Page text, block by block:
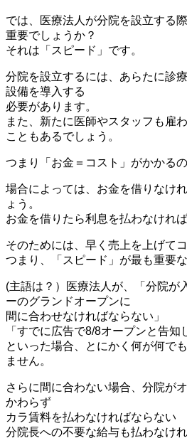
では、医療法人が分院を設立する
重要でしょうか？
それは「スピード」です。
分院を設立するには、あらたに診
設備を導入する
必要があります。
また、新たに医師やスタッフも雇
こともあるでしょう。
つまり「お金＝コスト」がかかるの
場合によっては、お金を借りなけ
ょう。
お金を借りたら利息を払わなければ
そのためには、早く売上を上げて
つまり、「スピード」が最も重要な
(主語は？）医療法人が、「分院が
ーのグランドオープンに
間に合わせなければならない」
「すでに広告で8/8オープンと告知
といった場合、とにかく何が何で
ません。
さらに間に合わない場合、分院が
かわらず
カラ賃料を払わなければならない
分院長への不要な給与も払わなけ